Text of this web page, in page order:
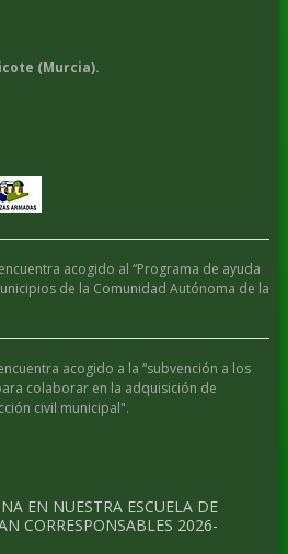
(Murcia).
acogido al “Programa de ayuda
de la Comunidad Autónoma de la
acogido a la “subvención a los
colaborar en la adquisición de
civil municipal".
EN NUESTRA ESCUELA DE
CORRESPONSABLES 2026-